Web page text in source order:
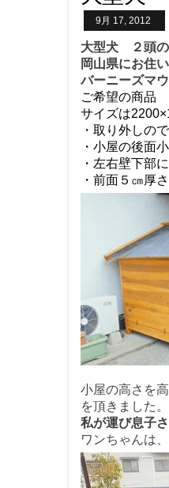
9月 17, 2012
大型犬 ２頭
岡山県にお住
バーニーズマ
ご希望の商品
サイズは
・取り外しの
・小屋の後面
・左右壁下部
・前面５㎝厚
小屋の高さを
を頂きました。
私が運び息子
ワンちゃんは